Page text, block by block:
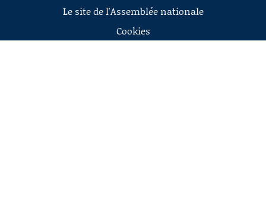
Le site de l'Assemblée nationale
Cookies